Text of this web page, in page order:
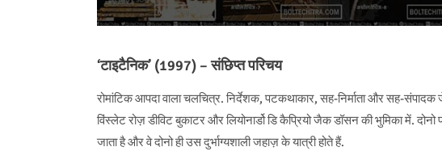
‘टाइटैनिक’ (1997) – संछिप्त परिचय
रोमांटिक आपदा वाला चलचित्र. निर्देशक, पटकथाकार, सह-निर्माता और सह-
विंस्लेट रोज़ डीविट बुकाटर और लियोनार्डो डि कैप्रियो जैक डॉसन की भुमिका में. दोनो
जाता है और वे दोनो ही उस दुर्भाग्यशाली जहाज़ के यात्री होते हैं.